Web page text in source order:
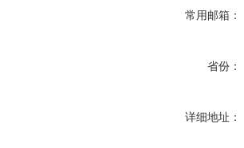
常用邮箱：
省份：
详细地址：